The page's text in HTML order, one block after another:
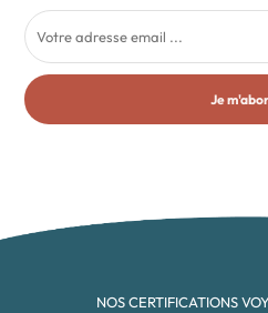
Je
NOS CERTIFICATIONS